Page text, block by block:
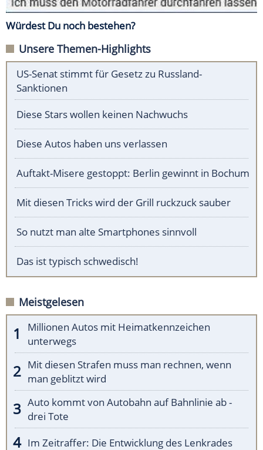
Würdest Du noch bestehen?
Unsere Themen-Highlights
US-Senat stimmt für Gesetz zu Russland-
Sanktionen
Diese Stars wollen keinen Nachwuchs
Diese Autos haben uns verlassen
Auftakt-Misere gestoppt: Berlin gewinnt in Bochum
Mit diesen Tricks wird der Grill ruckzuck sauber
So nutzt man alte Smartphones sinnvoll
Das ist typisch schwedisch!
Meistgelesen
Millionen Autos mit Heimatkennzeichen
unterwegs
Mit diesen Strafen muss man rechnen, wenn
man geblitzt wird
Auto kommt von Autobahn auf Bahnlinie ab -
drei Tote
Im Zeitraffer: Die Entwicklung des Lenkrades